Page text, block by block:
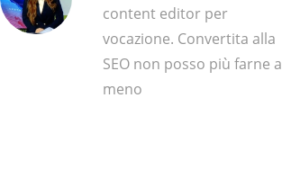
content editor per
vocazione. Convertita alla
SEO non posso più farne a
meno